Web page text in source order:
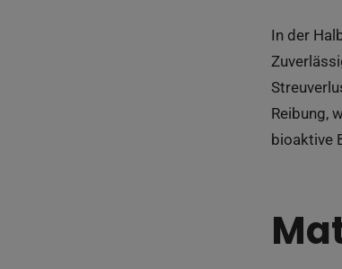
In der
Reibung,
bioaktive